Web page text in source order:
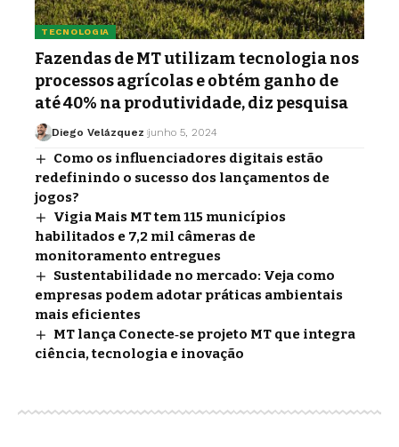
TECNOLOGIA
Fazendas de MT utilizam tecnologia nos
processos agrícolas e obtém ganho de
até 40% na produtividade, diz pesquisa
Diego Velázquez junho 5, 2024
Como os influenciadores digitais estão
redefinindo o sucesso dos lançamentos de
jogos?
Vigia Mais MT tem 115 municípios
habilitados e 7,2 mil câmeras de
monitoramento entregues
Sustentabilidade no mercado: Veja como
empresas podem adotar práticas ambientais
mais eficientes
MT lança Conecte‑se projeto MT que integra
ciência, tecnologia e inovação